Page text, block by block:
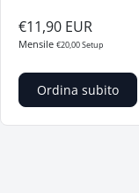
€11,90 EUR
Mensile €20,00 Setup
Ordina subito